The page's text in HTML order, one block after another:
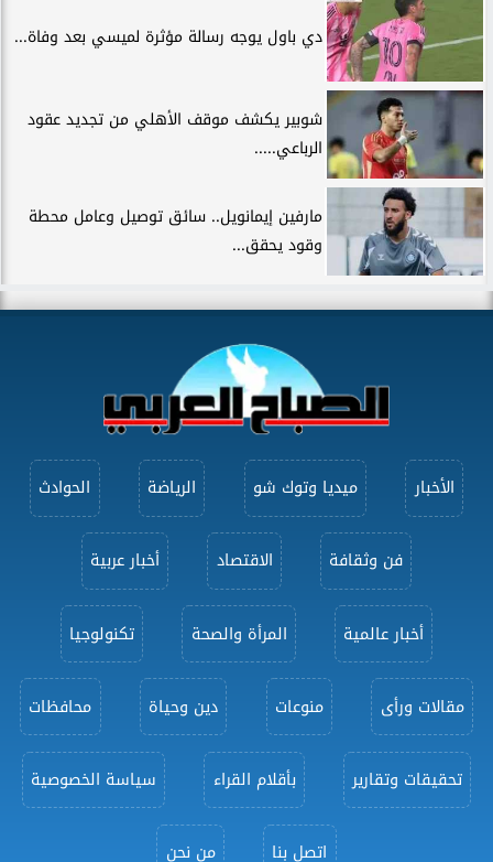
دي باول يوجه رسالة مؤثرة لميسي بعد وفاة...
شوبير يكشف موقف الأهلي من تجديد عقود
الرباعي.....
مارفين إيمانويل.. سائق توصيل وعامل محطة
وقود يحقق...
الأخبار ميديا وتوك شو الرياضة الحوادث
فن وثقافة الاقتصاد أخبار عربية
أخبار عالمية المرأة والصحة تكنولوجيا
مقالات ورأى منوعات دين وحياة محافظات
تحقيقات وتقارير بأقلام القراء سياسة الخصوصية
اتصل بنا من نحن